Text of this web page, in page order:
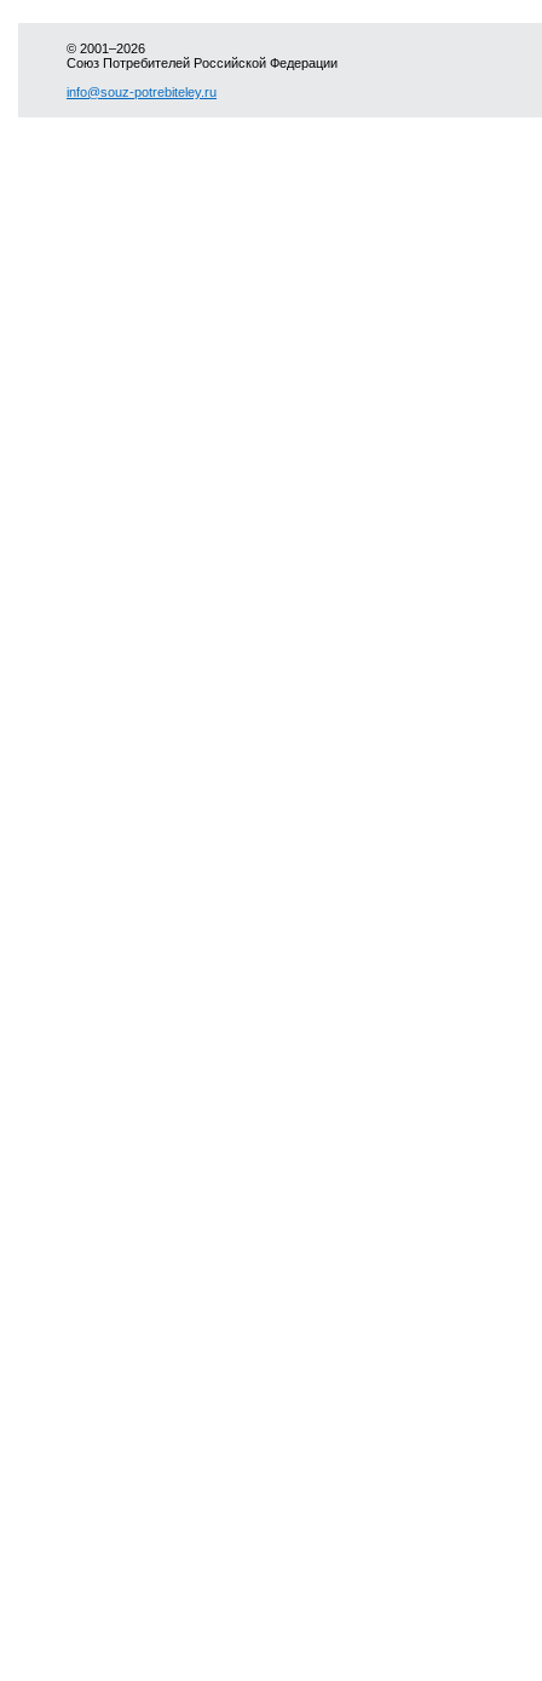
© 2001–2026
Союз Потребителей Российской Федерации
info@souz-potrebiteley.ru